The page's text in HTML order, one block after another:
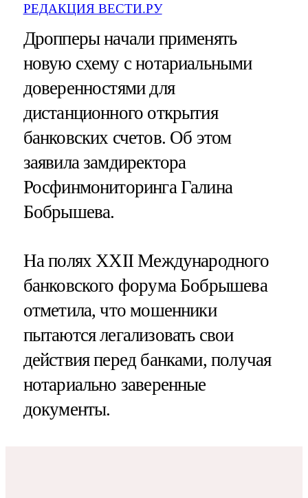
РЕДАКЦИЯ ВЕСТИ.РУ
Дропперы начали применять
новую схему с нотариальными
доверенностями для
дистанционного открытия
банковских счетов. Об этом
заявила замдиректора
Росфинмониторинга Галина
Бобрышева.
На полях XXII Международного
банковского форума Бобрышева
отметила, что мошенники
пытаются легализовать свои
действия перед банками, получая
нотариально заверенные
документы.